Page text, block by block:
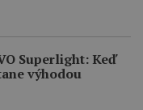
Superlight: Keď
výhodou